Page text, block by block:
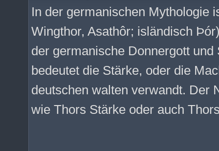
In der germanischen Mythologie
Wingthor, Asathôr; isländisch
der germanische Donnergott
bedeutet die Stärke, oder die
deutschen walten verwandt. Der
wie Thors Stärke oder auch